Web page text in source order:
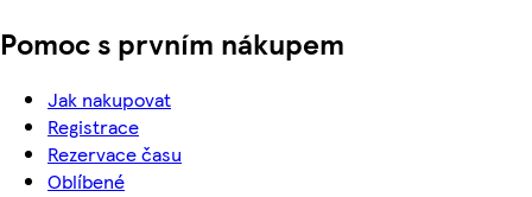
Pomoc s prvním nákupem
Jak nakupovat
Registrace
Rezervace času
Oblíbené